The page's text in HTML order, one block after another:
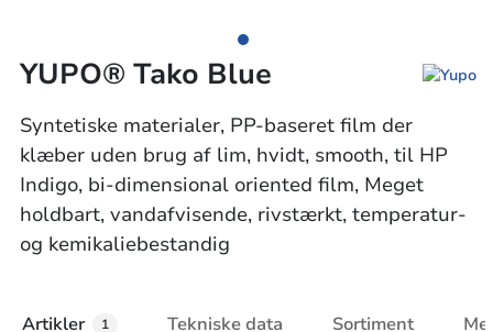
YUPO® Tako Blue
Syntetiske materialer, PP-baseret film der
klæber uden brug af lim, hvidt, smooth, til HP
Indigo, bi-dimensional oriented film, Meget
holdbart, vandafvisende, rivstærkt, temperatur-
og kemikaliebestandig
Artikler 1 Tekniske data Sortiment